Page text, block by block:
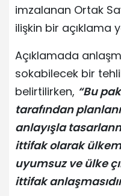
imzalanan Ortak
ilişkin bir açıklama
Açıklamada
sokabilecek bir
belirtilirken, “Bu
tarafından
anlayışla
ittifak olarak
uyumsuz ve ülke
ittifak